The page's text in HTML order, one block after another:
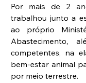
Por mais de 2
trabalhou junto a
ao próprio
Abastecimento,
competentes, na
bem-estar animal
por meio terrestre.